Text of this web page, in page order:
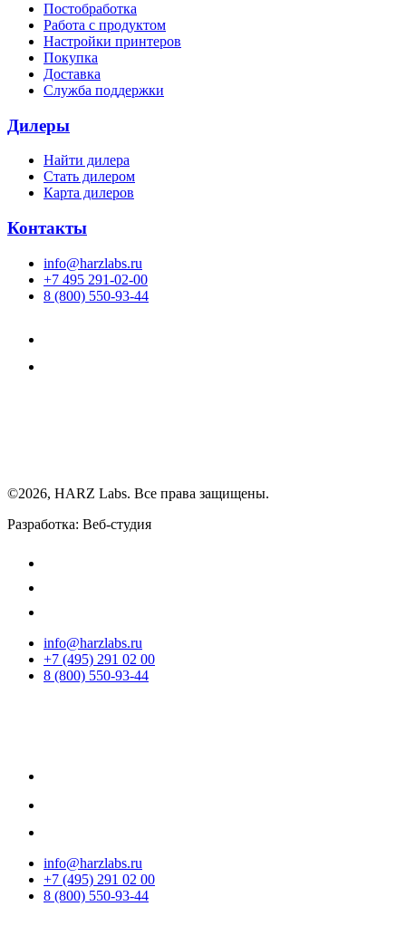
Постобработка
Работа с продуктом
Настройки принтеров
Покупка
Доставка
Служба поддержки
Дилеры
Найти дилера
Cтать дилером
Карта дилеров
Контакты
info@harzlabs.ru
+7 495 291-02-00
8 (800) 550-93-44
©2026, HARZ Labs. Все права защищены.
Разработка: Веб-студия
info@harzlabs.ru
+7 (495) 291 02 00
8 (800) 550-93-44
info@harzlabs.ru
+7 (495) 291 02 00
8 (800) 550-93-44